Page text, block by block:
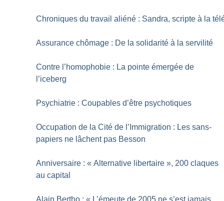
Chroniques du travail aliéné : Sandra, scripte à la
Assurance chômage : De la solidarité à la servilité
Contre l’homophobie : La pointe émergée de
l’iceberg
Psychiatrie : Coupables d’être psychotiques
Occupation de la Cité de l’Immigration : Les sans-
papiers ne lâchent pas Besson
Anniversaire : « Alternative libertaire », 200 claques
au capital